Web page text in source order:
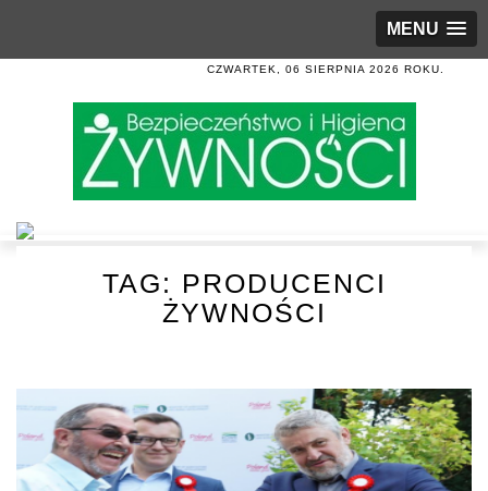
MENU
CZWARTEK, 06 SIERPNIA 2026 ROKU.
TAG: PRODUCENCI
ŻYWNOŚCI